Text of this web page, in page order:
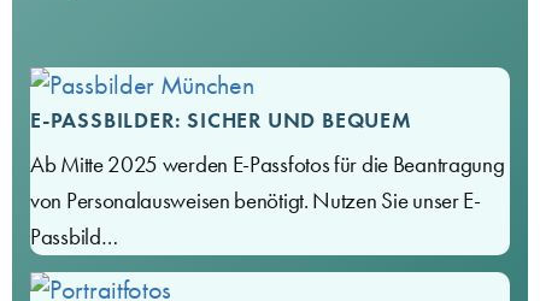
E-PASSBILDER: SICHER UND BEQUEM
Ab Mitte 2025 werden E-Passfotos für die Beantragung
von Personalausweisen benötigt. Nutzen Sie unser E-
Passbild…